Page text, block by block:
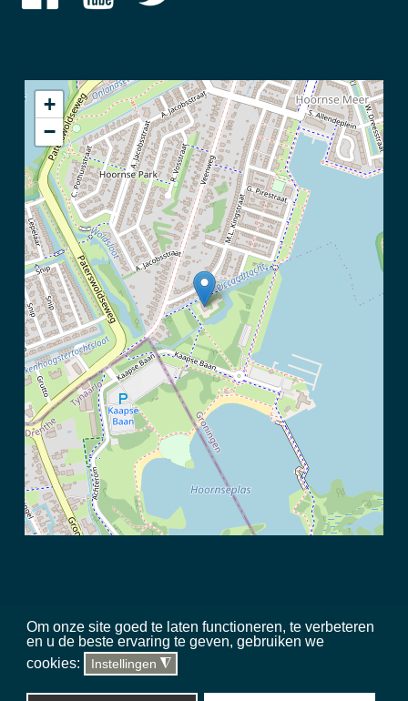
Om onze site goed te laten functioneren, te verbeteren
en u de beste ervaring te geven, gebruiken we
cookies:
Instellingen ◮
+
−
2026 Meerschap Paterswolde |privacy disclaimer|regels in het
gebied|sitemap|team|toegankelijkheid
Website, hosting & updates
Silverstone Studio